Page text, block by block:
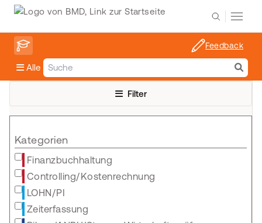
Alle
Feedback
Filter
Kategorien
Finanzbuchhaltung
Controlling/Kostenrechnung
LOHN/PI
Zeiterfassung